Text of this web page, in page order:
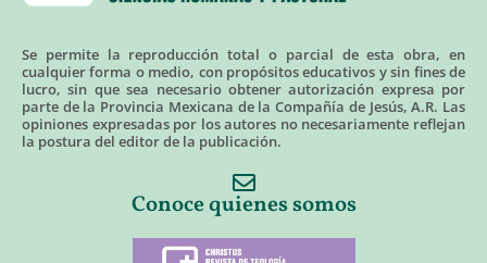
Se permite la reproducción total o parcial de esta obra, en
cualquier forma o medio, con propósitos educativos y sin fines de
lucro, sin que sea necesario obtener autorización expresa por
parte de la Provincia Mexicana de la Compañía de Jesús, A.R. Las
opiniones expresadas por los autores no necesariamente reflejan
la postura del editor de la publicación.
Conoce quienes somos